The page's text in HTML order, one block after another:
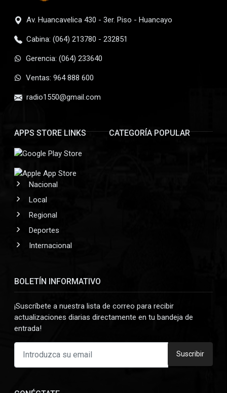
Av. Huancavelica 430 - 3er. Piso - Huancayo
Cabina: (064) 213780 - 232851
Gerencia: (064) 233640
Ventas: 964 888 600
radio1550@gmail.com
APPS STORE LINKS CATEGORÍA POPULAR
Nacional
Local
Regional
Deportes
Internacional
BOLETÍN INFORMATIVO
¡Suscríbete a nuestra lista de correo para recibir
actualizaciones diarias directamente en tu bandeja de
entrada!
Suscribir